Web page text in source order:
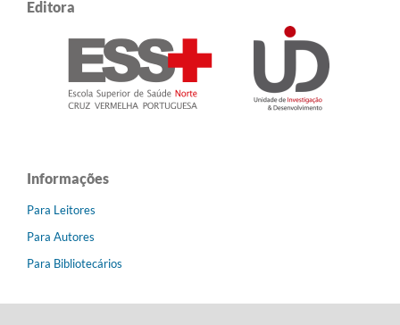
Editora
Informações
Para Leitores
Para Autores
Para Bibliotecários